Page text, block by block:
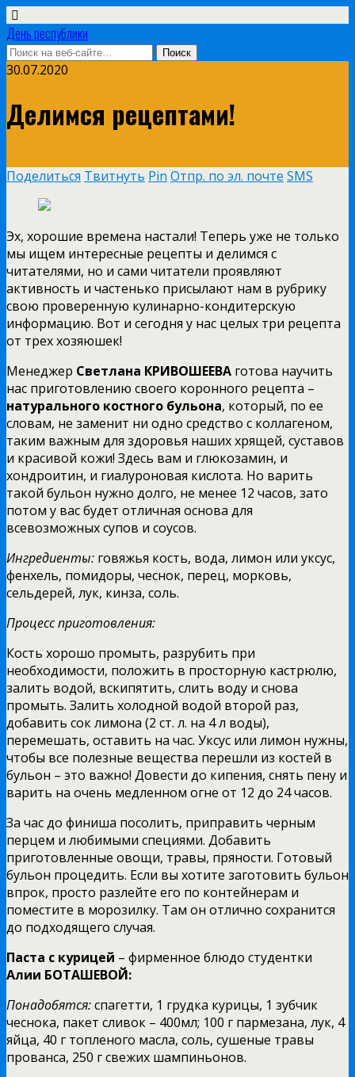
День республики
30.07.2020
Делимся рецептами!
Поделиться Твитнуть Pin Отпр. по эл. почте SMS
Эх, хорошие времена настали! Теперь уже не только
мы ищем интересные рецепты и делимся с
читателями, но и сами читатели проявляют
активность и частенько присылают нам в рубрику
свою проверенную кулинарно-кондитерскую
информацию. Вот и сегодня у нас целых три рецепта
от трех хозяюшек!
Менеджер Светлана КРИВОШЕЕВА готова научить
нас приготовлению своего коронного рецепта –
натурального костного бульона, который, по ее
словам, не заменит ни одно средство с коллагеном,
таким важным для здоровья наших хрящей, суставов
и красивой кожи! Здесь вам и глюкозамин, и
хондроитин, и гиалуроновая кислота. Но варить
такой бульон нужно долго, не менее 12 часов, зато
потом у вас будет отличная основа для
всевозможных супов и соусов.
Ингредиенты: говяжья кость, вода, лимон или уксус,
фенхель, помидоры, чеснок, перец, морковь,
сельдерей, лук, кинза, соль.
Процесс приготовления:
Кость хорошо промыть, разрубить при
необходимости, положить в просторную кастрюлю,
залить водой, вскипятить, слить воду и снова
промыть. Залить холодной водой второй раз,
добавить сок лимона (2 ст. л. на 4 л воды),
перемешать, оставить на час. Уксус или лимон нужны,
чтобы все полезные вещества перешли из костей в
бульон – это важно! Довести до кипения, снять пену и
варить на очень медленном огне от 12 до 24 часов.
За час до финиша посолить, приправить черным
перцем и любимыми специями. Добавить
приготовленные овощи, травы, пряности. Готовый
бульон процедить. Если вы хотите заготовить бульон
впрок, просто разлейте его по контейнерам и
поместите в морозилку. Там он отлично сохранится
до подходящего случая.
Паста с курицей – фирменное блюдо студентки
Алии БОТАШЕВОЙ:
Понадобятся:спагетти, 1 грудка курицы, 1 зубчик
чеснока, пакет сливок – 400мл; 100 г пармезана, лук, 4
яйца, 40 г топленого масла, соль, сушеные травы
прованса, 250 г свежих шампиньонов.